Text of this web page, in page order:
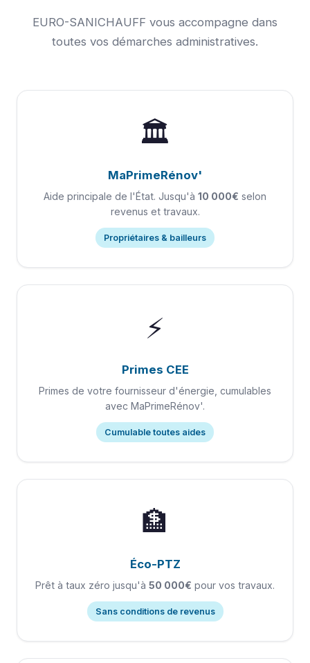
EURO-SANICHAUFF vous accompagne dans
toutes vos démarches administratives.
🏛️
MaPrimeRénov'
Aide principale de l'État. Jusqu'à 10 000€ selon
revenus et travaux.
Propriétaires & bailleurs
⚡
Primes CEE
Primes de votre fournisseur d'énergie, cumulables
avec MaPrimeRénov'.
Cumulable toutes aides
🏦
Éco-PTZ
Prêt à taux zéro jusqu'à 50 000€ pour vos travaux.
Sans conditions de revenus